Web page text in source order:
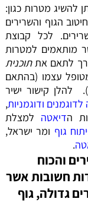
להשיג מטרות כגון:
הגוף והשרירים
לכל קבוצת
מותאמים למטרות
לתאם אתתוכנית
עצמו (בהתאם
להלן קישור ישיר
ודוגמניות,
הדיאטה למצלת
גוף ומר ישראל,
.
והכוח
חשובות אשר
גדולה, גוף